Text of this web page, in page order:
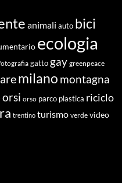
animali auto bici
ecologia
gatto gay greenpeace
milano montagna
orsi orso parco plastica riciclo
trentino turismo verde video